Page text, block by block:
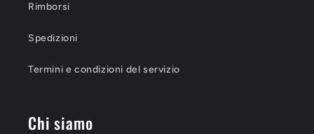
Rimborsi
Spedizioni
Termini e condizioni del servizio
Chi siamo